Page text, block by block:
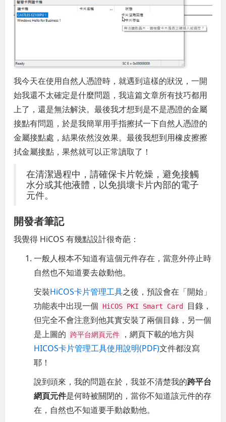
我今天在使用自然人憑證時，就遇到這樣的狀況，一開
始我還不太確定是什麼問題，我這篇文章所有技巧都用
上了，還是無法解決。最後我才想到是不是憑證的金屬
接點有問題，於是我簡單用手指擦拭一下自然人憑證的
金屬接點處，結果依然沒效果。最後我想到用橡皮擦擦
拭金屬接點，果然就可以正常讀取了！
在清潔過程中，請確保卡片乾燥，避免接觸
水分或其他液體，以免損壞卡片內部的電子
元件。
開發者筆記
我覺得 HiCOS 有幾點設計很奇葩：
一般人根本不知道有這個元件存在，當意外停止時
自然也不知道要去啟動他。
安裝HiCOS卡片管理工具之後，預設會在「開始」
功能表中出現一個
HiCOS PKI Smart Card
目錄，
但完全不會注意到他其實安裝了兩個目錄，另一個
是上圖的 跨平台網頁元件
，網頁下載的地方與
HICOS卡片管理工具使用說明(PDF)文件都沒寫
耶！
說到頭來，我的問題在於，我並不清楚我的跨平台
網頁元件是何時被關閉的，當你不知道該元件的存
在，自然也不知道要手動啟動他。